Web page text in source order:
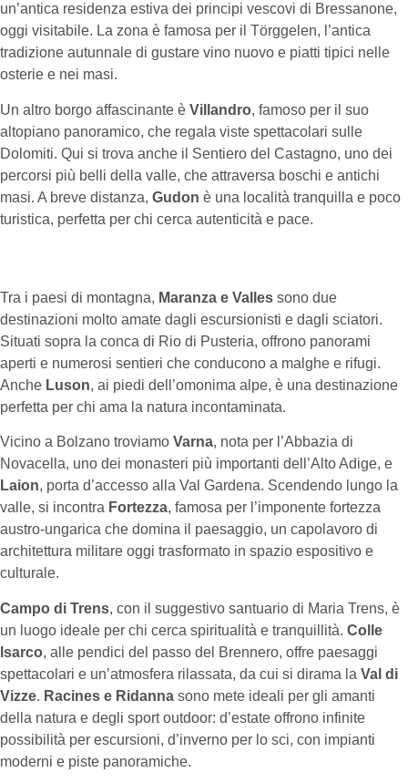
un’antica residenza estiva dei principi vescovi di Bressanone,
oggi visitabile. La zona è famosa per il Törggelen, l’antica
tradizione autunnale di gustare vino nuovo e piatti tipici nelle
osterie e nei masi.
Un altro borgo affascinante è Villandro, famoso per il suo
altopiano panoramico, che regala viste spettacolari sulle
Dolomiti. Qui si trova anche il Sentiero del Castagno, uno dei
percorsi più belli della valle, che attraversa boschi e antichi
masi. A breve distanza, Gudon è una località tranquilla e poco
turistica, perfetta per chi cerca autenticità e pace.
Tra i paesi di montagna, Maranza e Valles sono due
destinazioni molto amate dagli escursionisti e dagli sciatori.
Situati sopra la conca di Rio di Pusteria, offrono panorami
aperti e numerosi sentieri che conducono a malghe e rifugi.
Anche Luson, ai piedi dell’omonima alpe, è una destinazione
perfetta per chi ama la natura incontaminata.
Vicino a Bolzano troviamo Varna, nota per l’Abbazia di
Novacella, uno dei monasteri più importanti dell’Alto Adige, e
Laion, porta d’accesso alla Val Gardena. Scendendo lungo la
valle, si incontra Fortezza, famosa per l’imponente fortezza
austro-ungarica che domina il paesaggio, un capolavoro di
architettura militare oggi trasformato in spazio espositivo e
culturale.
Campo di Trens, con il suggestivo santuario di Maria Trens, è
un luogo ideale per chi cerca spiritualità e tranquillità. Colle
Isarco, alle pendici del passo del Brennero, offre paesaggi
spettacolari e un’atmosfera rilassata, da cui si dirama la Val di
Vizze. Racines e Ridanna sono mete ideali per gli amanti
della natura e degli sport outdoor: d’estate offrono infinite
possibilità per escursioni, d’inverno per lo sci, con impianti
moderni e piste panoramiche.